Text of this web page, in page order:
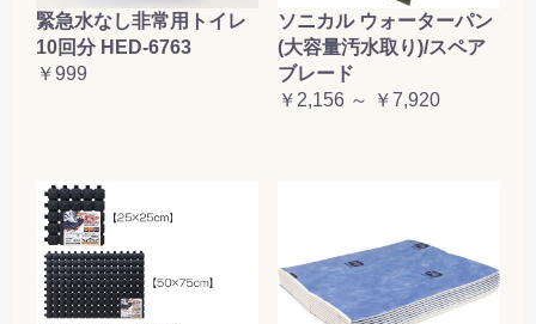
緊急水なし非常用トイレ
10回分 HED-6763
￥999
ソニカル ウォーターパン
(大容量汚水取り)/スペア
ブレード
￥2,156 ～ ￥7,920